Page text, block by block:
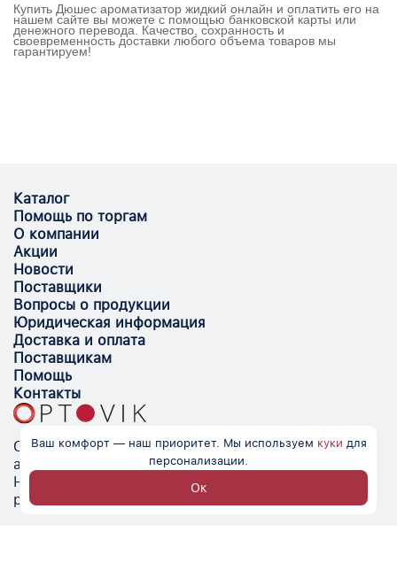
Купить Дюшес ароматизатор жидкий онлайн и оплатить его на
нашем сайте вы можете с помощью банковской карты или
денежного перевода. Качество, сохранность и
своевременность доставки любого объема товаров мы
гарантируем!
Optovik.com - электронная площадка для
автоматизации закупок и поиска поставщиков.
Низкие цены, надёжные контрагенты и удобство
работы.
Каталог
Помощь по торгам
О компании
Акции
Новости
Поставщики
Вопросы о продукции
Юридическая информация
Доставка и оплата
Поставщикам
Помощь
Контакты
Ваш комфорт — наш приоритет. Мы используем куки для
персонализации.
Ок